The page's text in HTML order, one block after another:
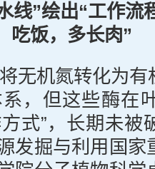
线”绘出“工作流
吃饭，多长肉”
无机氮转化为
，但这些酶在
方式”，长期未
发掘与利用国家